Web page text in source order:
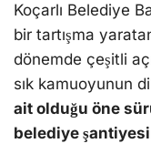
Koçarlı Belediye
bir tartışma
dönemde çeşitli
sık kamuoyunun
ait olduğu öne
belediye